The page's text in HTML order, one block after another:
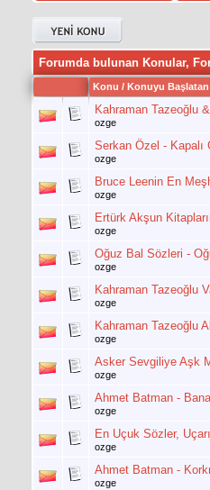
hilesi
Forumda bulunan Konular,
Konu / Konuyu Başlatan
Kahraman Tazeoğlu
ozge
Serkan Özel - Kapalı
ozge
Bruce Leenin En
ozge
Ertürk Akşun
ozge
Oğuz Bal Sözleri -
ozge
Kahraman Tazeoğlu
ozge
Kahraman Tazeoğlu
ozge
Asker Sevgiliye Aşk
ozge
Ahmet Batman -
ozge
En Uçuk Sözler,
ozge
Ahmet Batman -
ozge